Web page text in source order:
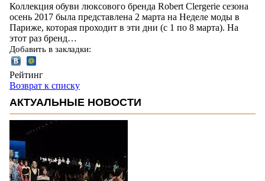
Коллекция обуви люксового бренда Robert Clergerie сезона
осень 2017 была представлена 2 марта на Неделе моды в
Париже, которая проходит в эти дни (с 1 по 8 марта). На
этот раз бренд…
Добавить в закладки:
Рейтинг
Возврат к списку
АКТУАЛЬНЫЕ НОВОСТИ